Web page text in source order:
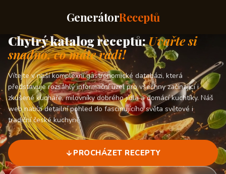
GenerátorReceptů
Chytrý katalog receptů:Uvařte si
snadno, co máte rádi!
Vítejte v naší komplexní gastronomické databázi, která
představuje rozsáhlý informační uzel pro všechny začínající i
zkušené kuchaře, milovníky dobrého jídla a domácí kuchtíky. Náš
web nabízí detailní pohled do fascinujícího světa světové i
tradiční české kuchyně.
PROCHÁZET RECEPTY